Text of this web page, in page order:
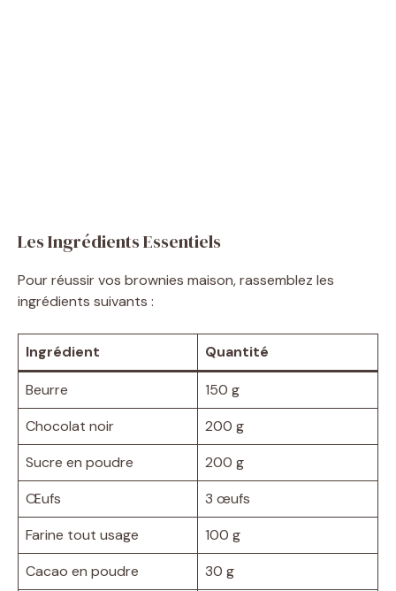
Les Ingrédients Essentiels
Pour réussir vos brownies maison, rassemblez les
ingrédients suivants :
Ingrédient Quantité
Beurre
150 g
Chocolat noir
200 g
Sucre en poudre
200 g
Œufs
3 œufs
Farine tout usage
100 g
Cacao en poudre
30 g